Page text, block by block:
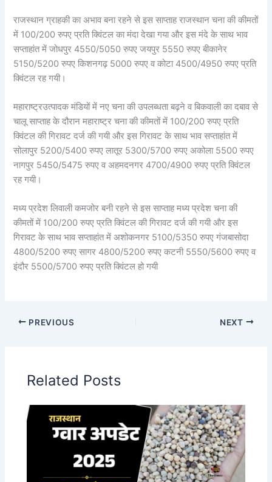
राजस्थान ग्राहकी का अभाव बना रहने से इस साप्ताह राजस्थान चना की कीमतों
में 100/200 रुपए प्रति क्विंटल का मंदा देखा गया और इस मंदे के साथ भाव
सप्ताहांत में जोधपुर 4550/5050 रुपए जयपुर 5550 रुपए बीकानेर
5150/5200 रुपए किशनगढ़ 5000 रुपए व कोटा 4500/4950 रुपए प्रति
क्विंटल रह गयी।
महाराष्ट्रउत्पादक मंडियों में नए चना की उपलब्धता बढ़ने व बिकवाली का दबाव से
चालू साप्ताह के दौरान महाराष्ट्र चना की कीमतों में 100/200 रुपए प्रति
क्विंटल की गिरावट दर्ज की गयी और इस गिरावट के साथ भाव सप्ताहांत में
सोलापुर 5200/5400 रुपए लातूर 5300/5700 रुपए अकोला 5500 रुपए
नागपुर 5450/5475 रुपए व अहमदनगर 4700/4900 रुपए प्रति क्विंटल
रह गयी।
मध्य प्रदेश लिवाली कमजोर बनी रहने से इस साप्ताह मध्य प्रदेश चना की
कीमतों में 100/200 रुपए प्रति क्विंटल की गिरावट दर्ज की गयी और इस
गिरावट के साथ भाव सप्ताहांत में अशोकनगर 5100/5350 रुपए गंजबासोदा
4800/5200 रुपए सागर 4800/5200 रुपए कटनी 5550/5600 रुपए व
इंदौर 5500/5700 रुपए प्रति क्विंटल हो गयी
PREVIOUS NEXT
Related Posts